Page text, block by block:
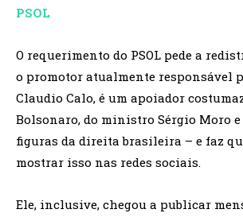
PSOL
O requerimento do PSOL pede a
o promotor atualmente responsável
Claudio Calo, é um apoiador
Bolsonaro, do ministro Sérgio Moro e
figuras da direita brasileira – e faz
mostrar isso nas redes sociais.
Ele, inclusive, chegou a publicar